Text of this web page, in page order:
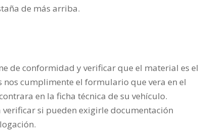
de más arriba.
de conformidad y verificar que el material es el
cumplimente el formulario que vera en el
en la ficha técnica de su vehículo.
si pueden exigirle documentación